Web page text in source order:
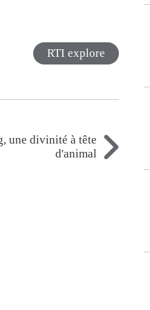
RTI explore
une divinité à tête
d'animal